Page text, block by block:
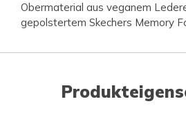
Obermaterial aus veganem
gepolstertem Skechers Memory